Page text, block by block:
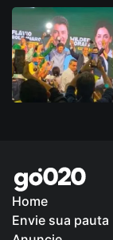
Home
Envie sua pauta